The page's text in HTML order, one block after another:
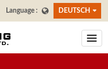
DEUTSCH